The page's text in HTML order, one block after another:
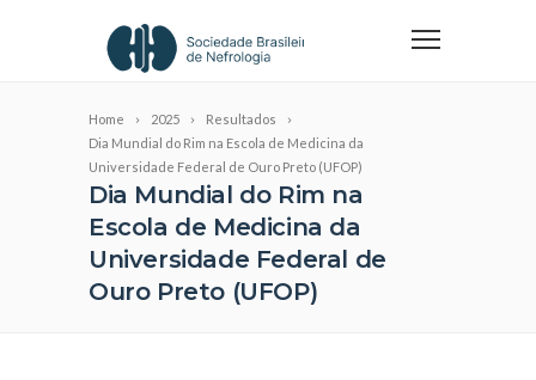
Home 2025
Resultados
Dia Mundial do Rim na Escola de Medicina da
Universidade Federal de Ouro Preto (UFOP)
Dia Mundial do Rim na
Escola de Medicina da
Universidade Federal de
Ouro Preto (UFOP)